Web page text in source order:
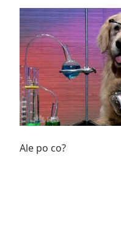
Ale po co?